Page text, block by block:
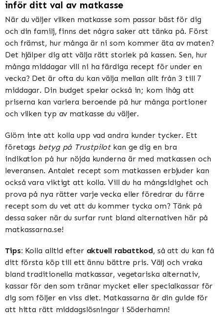
inför ditt val av matkasse
När du väljer vilken matkasse som passar bäst för dig
och din familj, finns det några saker att tänka på. Först
och främst, hur många är ni som kommer äta av maten?
Det hjälper dig att välja rätt storlek på kassen. Sen, hur
många middagar vill ni ha färdiga recept för under en
vecka? Det är ofta du kan välja mellan allt från 3 till 7
middagar. Din budget spelar också in; kom ihåg att
priserna kan variera beroende på hur många portioner
och vilken typ av matkasse du väljer.
Glöm inte att kolla upp vad andra kunder tycker. Ett
företags betyg på Trustpilotkan ge dig en bra
indikation på hur nöjda kunderna är med matkassen och
leveransen. Antalet recept som matkassen erbjuder kan
också vara viktigt att kolla. Vill du ha mångsidighet och
prova på nya rätter varje vecka eller föredrar du färre
recept som du vet att du kommer tycka om? Tänk på
dessa saker när du surfar runt bland alternativen här på
matkassarna.se!
Tips: Kolla alltid efter aktuell rabattkod, så att du kan få
ditt första köp till ett ännu bättre pris. Välj och vraka
bland traditionella matkassar, vegetariska alternativ,
kassar för den som tränar mycket eller specialkassar för
dig som följer en viss diet. Matkassarna är din guide för
att hitta rätt middagslösningar i Söderhamn!